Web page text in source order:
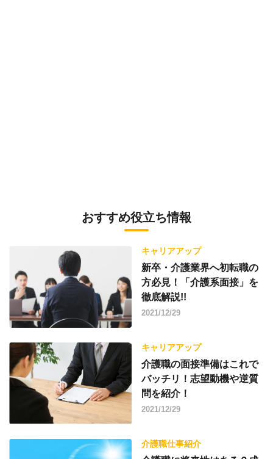
おすすめ役立ち情報
キャリアアップ
新卒・介護業界へ初転職の
方必見！「介護系面接」を
徹底解説!!
2021/12/29
キャリアアップ
介護職の面接準備はこれで
バッチリ！志望動機や逆質
問を紹介！
2021/12/29
介護職仕事紹介